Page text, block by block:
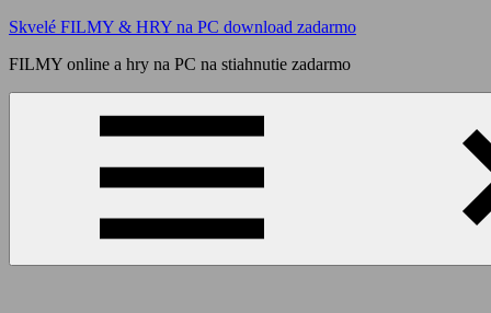
Skip
content
Skvelé FILMY & HRY na PC download zadarmo
FILMY online a hry na PC na stiahnutie zadarmo